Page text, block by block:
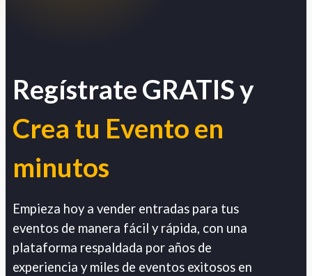
Regístrate GRATIS y
Crea tu Evento en
minutos
Empieza hoy a vender entradas para tus
eventos de manera fácil y rápida, con una
plataforma respaldada por años de
experiencia y miles de eventos exitosos en